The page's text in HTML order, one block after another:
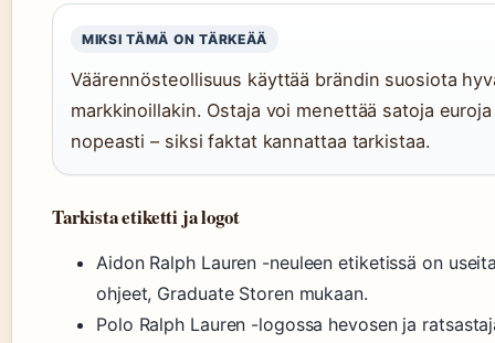
MIKSI TÄMÄ ON TÄRKEÄÄ
Väärennösteollisuus käyttää brändin suosiota
markkinoillakin. Ostaja voi menettää satoja
nopeasti – siksi faktat kannattaa tarkistaa.
Tarkista etiketti ja logot
Aidon Ralph Lauren -neuleen etiketissä on
ohjeet, Graduate Storen mukaan.
Polo Ralph Lauren -logossa hevosen ja